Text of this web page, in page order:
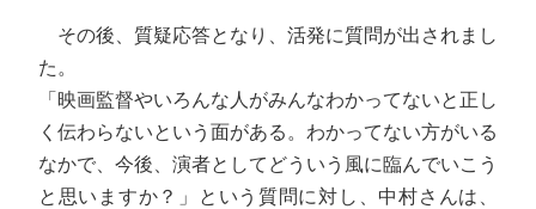
その後、質疑応答となり、活発に質問が出されまし
た。
「映画監督やいろんな人がみんなわかってないと正し
く伝わらないという面がある。わかってない方がいる
なかで、今後、演者としてどういう風に臨んでいこう
と思いますか？」という質問に対し、中村さんは、